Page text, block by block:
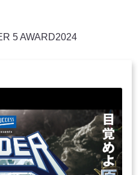
5 AWARD2024